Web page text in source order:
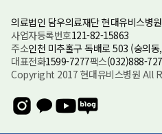
의료법인 담우의료재단 현대유비스병원
사업자등록번호121-82-15863
주소인천 미추홀구 독배로 503 (숭의
대표전화1599-7277팩스(032)888-
Copyright 2017 현대유비스병원 All